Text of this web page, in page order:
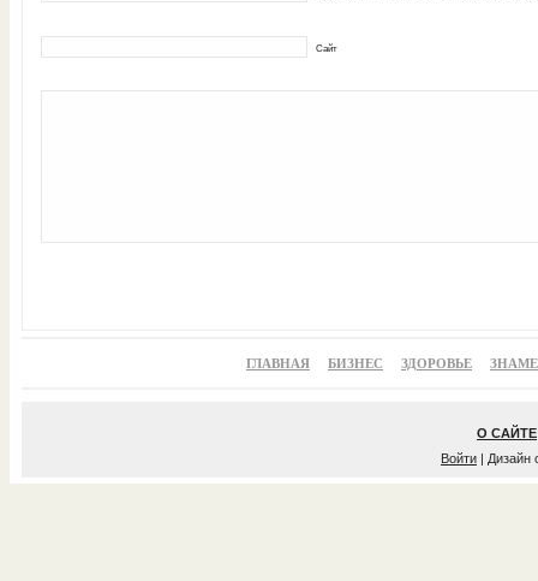
Сайт
ГЛАВНАЯ БИЗНЕС ЗДОРОВЬЕ
О САЙТЕ
Войти | Дизайн